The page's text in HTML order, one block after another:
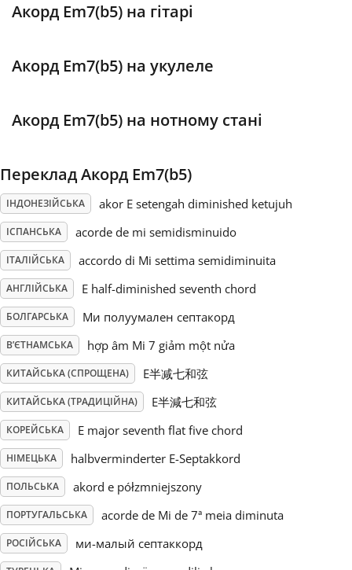
Português
Русский
Svenska
Tiếng Việt
Türkçe
Українська
简体中文
繁體中文
Акорд Em7(b5) на гітарі
Акорд Em7(b5) на укулеле
Акорд Em7(b5) на нотному стані
Переклад Акорд Em7(b5)
ІНДОНЕЗІЙСЬКА akor E setengah diminished ketujuh
ІСПАНСЬКА acorde de mi semidisminuido
ІТАЛІЙСЬКА accordo di Mi settima semidiminuita
АНГЛІЙСЬКА E half-diminished seventh chord
БОЛГАРСЬКА Ми полуумален септакорд
В’ЄТНАМСЬКА hợp âm Mi 7 giảm một nửa
КИТАЙСЬКА (СПРОЩЕНА) E半减七和弦
КИТАЙСЬКА (ТРАДИЦІЙНА) E半減七和弦
КОРЕЙСЬКА E major seventh flat five chord
НІМЕЦЬКА halbverminderter E-Septakkord
ПОЛЬСЬКА akord e półzmniejszony
ПОРТУГАЛЬСЬКА acorde de Mi de 7ª meia diminuta
РОСІЙСЬКА ми-малый септаккорд